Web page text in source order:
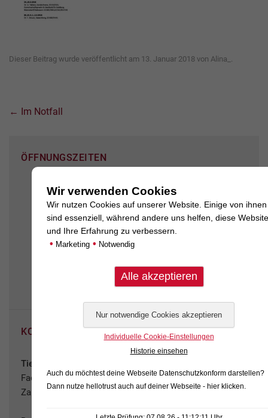
Dieser Beitrag wurde veröffentlicht am 13. Januar 2018 von Alina_ .
Beitrags-
← Im Notfall
ÖFFNUNGSZEITEN
Mo.
10.00-12.00 Uhr + 16.00-18.30 Uhr
Di.
10.00-12.00 Uhr + 16.00-18.30 Uhr
Mi.
10.00-12.00 Uhr
Do.
10.00-12.00 Uhr + 16.00-18.30 Uhr
Fr.
10.00-12.00 Uhr + 16.00-18.30 Uhr
KONTAKT
Tierärztliche Praxis für Kleintiere
Fachtierärztin für die Zusatzbezeichnung
Zahnheilkunde beim Kleintier
Wir verwenden Cookies
Wir nutzen Cookies auf unserer Website. Einige von ihnen
sind essenziell, während andere uns helfen, diese Website
und Ihre Erfahrung zu verbessern.
• Marketing • Notwendig
Individuelle Cookie-Einstellungen
Historie einsehen
Auch du möchtest deine Webseite Datenschutzkonform darstellen?
Dann nutze hellotrust auch auf deiner Webseite - hier klicken